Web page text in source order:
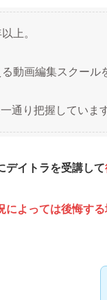
上。
動画編集スクール
通り把握しています
デイトラを受講して
によっては後悔す